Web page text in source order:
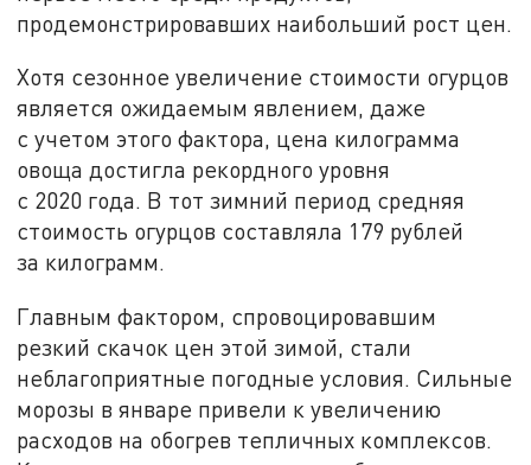
продемонстрировавших наибольший рост цен.
Хотя сезонное увеличение стоимости огурцов
является ожидаемым явлением, даже
с учетом этого фактора, цена килограмма
овоща достигла рекордного уровня
с 2020 года. В тот зимний период средняя
стоимость огурцов составляла 179 рублей
за килограмм.
Главным фактором, спровоцировавшим
резкий скачок цен этой зимой, стали
неблагоприятные погодные условия. Сильные
морозы в январе привели к увеличению
расходов на обогрев тепличных комплексов.